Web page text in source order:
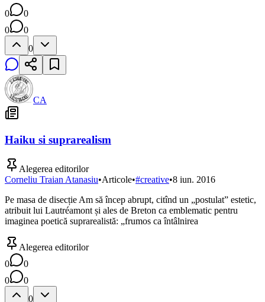
0
0
0
0
0
CA
Haiku si suprarealism
Alegerea editorilor
Corneliu Traian Atanasiu•Articole•#creative•8 iun. 2016
Pe masa de disecție Am să încep abrupt, citînd un „postulat” estetic,
atribuit lui Lautréamont și ales de Breton ca emblematic pentru
imaginea poetică suprarealistă: „frumos ca întâlnirea
Alegerea editorilor
0
0
0
0
0